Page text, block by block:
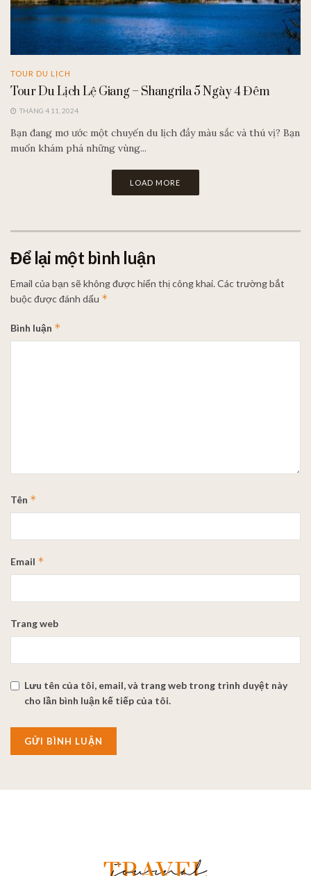
TOUR DU LỊCH
Tour Du Lịch Lệ Giang – Shangrila 5 Ngày 4 Đêm
THÁNG 4 11, 2024
Bạn đang mơ ước một chuyến du lịch đầy màu sắc và thú vị? Bạn
muốn khám phá những vùng...
LOAD MORE
Để lại một bình luận
Email của bạn sẽ không được hiển thị công khai.Các trường bắt
buộc được đánh dấu *
Bình luận *
Tên *
Email *
Trang web
Lưu tên của tôi, email, và trang web trong trình duyệt này
cho lần bình luận kế tiếp của tôi.